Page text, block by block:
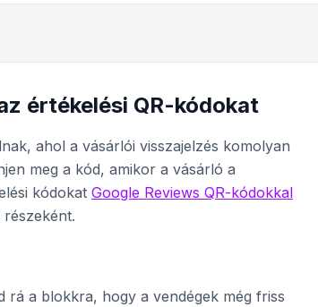
értékelési QR-kódokat
ahol a vásárlói visszajelzés komolyan
meg a kód, amikor a vásárló a
kódokat Google Reviews QR-kódokkal
rá a blokkra, hogy a vendégek még friss